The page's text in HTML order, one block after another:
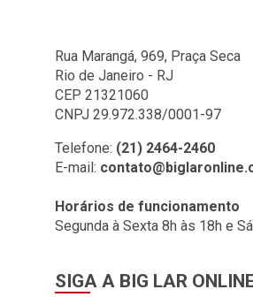
BIG LAR (1)
BOMBRIL (2)
BOTAFOGO (3)
BRASILIT (1)
BRONZEARTE (4)
CERAL (35)
CLINCK COMERCIO DE
COLGATE (1)
Rua Marangá, 969, Praça Seca
Rio de Janeiro - RJ
CEP 21321060
CNPJ 29.972.338/0001-97
Telefone: (21) 2464-2460
E-mail:
Horários de funcionamento
Segunda à Sexta 8h às 18h e
SIGA A BIG LAR